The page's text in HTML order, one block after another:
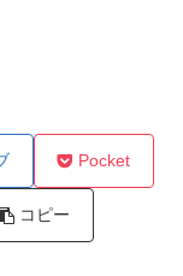
Pocket
コピー